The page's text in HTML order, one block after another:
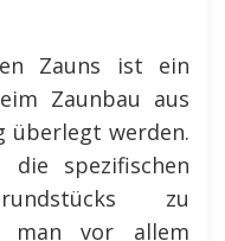
Zauns ist ein
Zaunbau aus
überlegt werden.
spezifischen
zu
man vor allem